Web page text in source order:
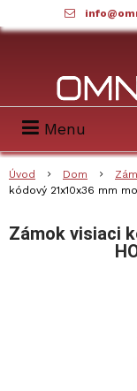
Menu
Úvod Dom
kódový 21x10x36 mm
Zámok visiaci